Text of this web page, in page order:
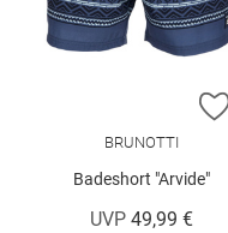
BRUNOTTI
Badeshort "Arvide"
UVP 49,99 €